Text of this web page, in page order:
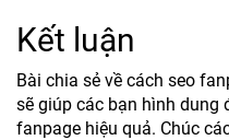
Kết luận
Bài chia sẻ về cách seo
sẽ giúp các bạn hình dung
fanpage hiệu quả. Chúc